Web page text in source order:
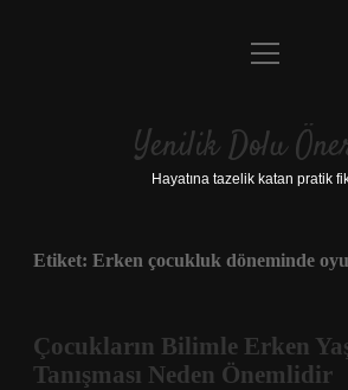
Anasayfa
Yasal Uyarı
menüyü
Yenilik Dolu
Hayatına tazelik katan pratik
Etiket: Erken çocukluk döneminde
Çocukların Bilimle Erken
Tanışması Neden Önemlidir